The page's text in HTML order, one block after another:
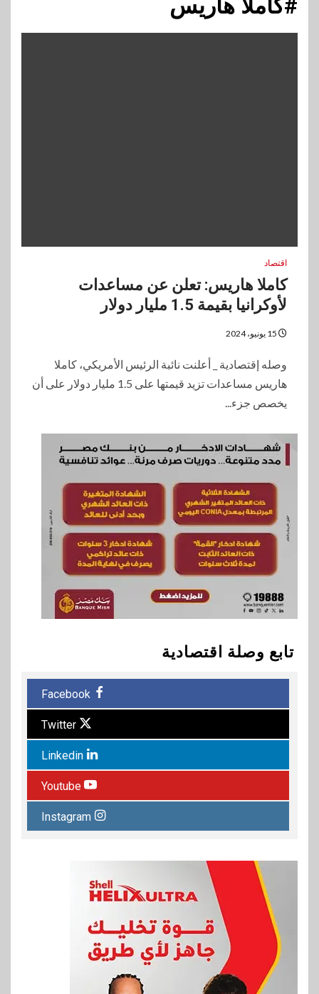
#كاملا هاريس
اقتصاد
كاملا هاريس: تعلن عن مساعدات
لأوكرانيا بقيمة 1.5 مليار دولار
وصله إقتصادية _ أعلنت نائبة الرئيس الأمريكي، كاملا
هاريس مساعدات تزيد قيمتها على 1.5 مليار دولار على أن
يخصص جزء...
تابع وصلة اقتصادية
Facebook
Twitter
Linkedin
Youtube
Instagram